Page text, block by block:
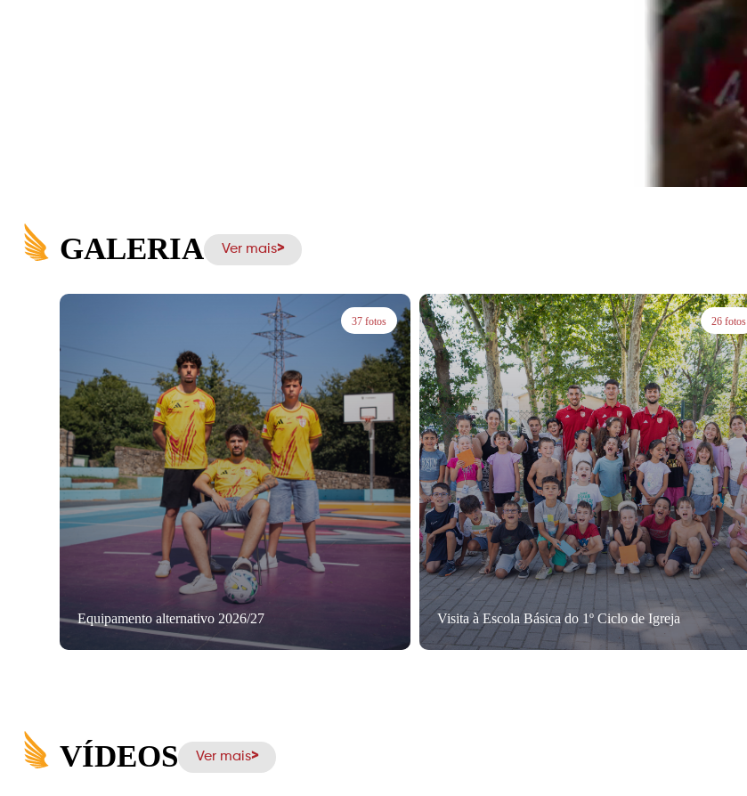
GALERIA Ver mais
37 fotos
Equipamento alternativo 2026/27
26 fotos
Visita à Escola Básica do 1º Ciclo de Igreja
VÍDEOS Ver mais